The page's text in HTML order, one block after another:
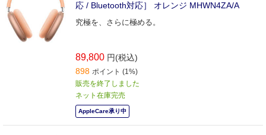
応 / Bluetooth対応］ オレンジ MHWN4ZA/A
究極を、さらに極める。
89,800 円(税込)
898 ポイント (1%)
販売を終了しました
ネット在庫完売
AppleCare承り中